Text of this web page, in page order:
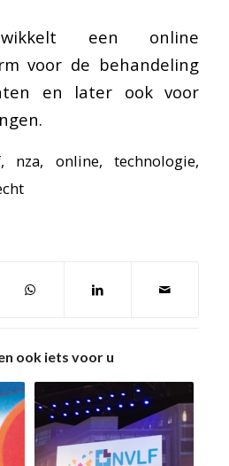
een online
voor de behandeling
en later ook voor
, nza, online,technologie,
ook iets voor u